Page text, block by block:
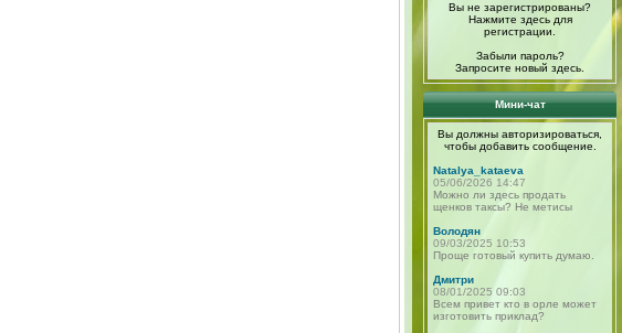
Вы не зарегистрированы?
Нажмите здесьдля
регистрации.
Забыли пароль?
Запросите новый здесь.
Мини-чат
Вы должны авторизироваться,
чтобы добавить сообщение.
Natalya_kataeva
05/06/2026 14:47
Можно ли здесь продать
щенков таксы? Не метисы
Володян
09/03/2025 10:53
Проще готовый купить думаю.
Дмитри
08/01/2025 09:03
Всем привет кто в орле может
изготовить приклад?